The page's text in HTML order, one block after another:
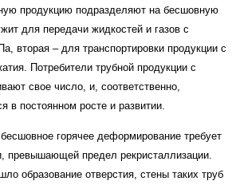
продукцию подразделяют на бесшовную
для передачи жидкостей и газов с
вторая – для транспортировки продукции с
Потребители трубной продукции с
свое число, и, соответственно,
в постоянном росте и развитии.
бесшовное горячее деформирование требует
превышающей предел рекристаллизации.
образование отверстия, стены таких труб